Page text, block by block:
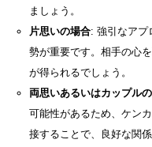
ましょう。
片思いの場合: 強引なアプ
勢が重要です。相手の心
が得られるでしょう。
両思いあるいはカップル
可能性があるため、ケン
接することで、良好な関係